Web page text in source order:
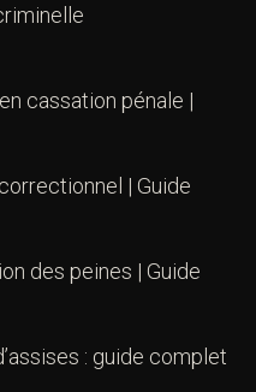
cassation pénale |
| Guide
des peines | Guide
: guide complet